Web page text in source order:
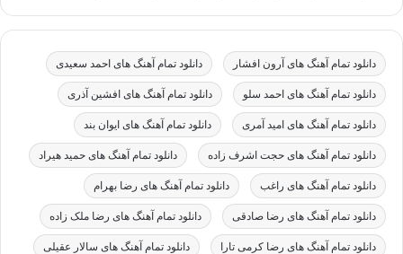
دانلود تمام آهنگ های آرون افشار دانلود تمام آهنگ های احمد سعیدی
دانلود تمام آهنگ های احمد سلو دانلود تمام آهنگ های افشین آذری
دانلود تمام آهنگ های امید آمری دانلود تمام آهنگ های ایوان بند
دانلود تمام آهنگ های حجت اشرف زاده دانلود تمام آهنگ های حمید هیراد
دانلود تمام آهنگ های راغب دانلود تمام آهنگ های رضا بهرام
دانلود تمام آهنگ های رضا صادقی دانلود تمام آهنگ های رضا ملک زاده
دانلود تمام آهنگ های رضا کرمی تارا دانلود تمام آهنگ های سالار عقیلی